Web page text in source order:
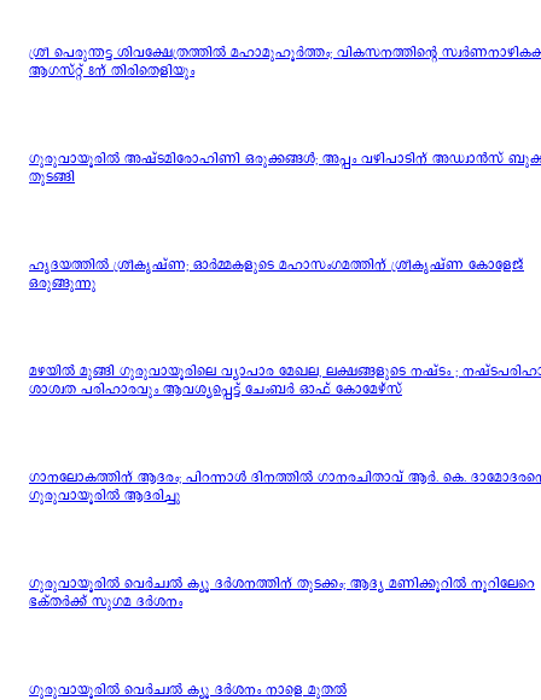
ശ്രീ പെരുന്തട്ട ശിവക്ഷേത്രത്തിൽ മഹാമുഹൂർത്തം; വികസനത്തിന്റെ
ആഗസ്റ്റ് 8ന് തിരിതെളിയും
ഗുരുവായൂരിൽ അഷ്ടമിരോഹിണി ഒരുക്കങ്ങൾ; അപ്പം വഴിപാടിന് അഡ്വാൻസ്
തുടങ്ങി
ഹൃദയത്തിൽ ശ്രീകൃഷ്ണ; ഓർമ്മകളുടെ മഹാസംഗമത്തിന് ശ്രീകൃഷ്ണ കോളേജ്
ഒരുങ്ങുന്നു
മഴയിൽ മുങ്ങി ഗുരുവായൂരിലെ വ്യാപാര മേഖല, ലക്ഷങ്ങളുടെ നഷ്ടം ;
ശാശ്വത പരിഹാരവും ആവശ്യപ്പെട്ട് ചേംബർ ഓഫ് കോമേഴ്സ്
ഗാനലോകത്തിന് ആദരം; പിറന്നാൾ ദിനത്തിൽ ഗാനരചിതാവ് ആർ. കെ.
ഗുരുവായൂരിൽ ആദരിച്ചു
ഗുരുവായൂരിൽ വെർച്വൽ ക്യൂ ദർശനത്തിന് തുടക്കം; ആദ്യ മണിക്കൂറിൽ നൂറിലേറെ
ഭക്തർക്ക് സുഗമ ദർശനം
ഗുരുവായൂരിൽ വെർച്വൽ ക്യൂ ദർശനം നാളെ മുതൽ